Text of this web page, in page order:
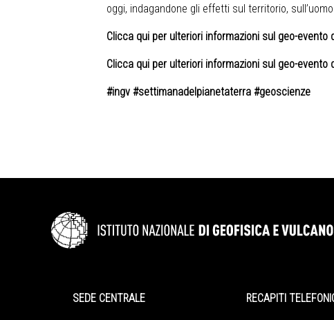
oggi, indagandone gli effetti sul territorio,
Clicca qui per ulteriori informazioni sul geo-evento
Clicca qui per ulteriori informazioni sul geo-evento
#ingv #settimanadelpianetaterra #geoscienze
SEDE CENTRALE RECAPITI